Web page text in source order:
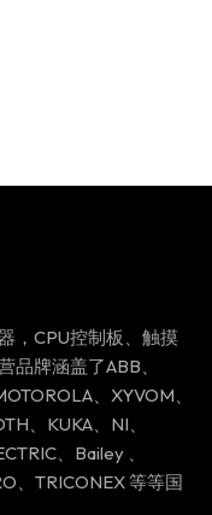
，CPU控制板、触摸
品牌涵盖了ABB、
、XYVOM、
、KUKA、NI、
、Bailey 、
、TRICONEX 等等国